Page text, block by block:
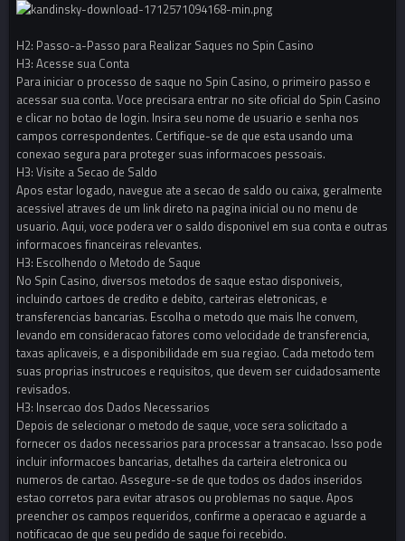
H2: Passo-a-Passo para Realizar Saques no Spin Casino
H3: Acesse sua Conta
Para iniciar o processo de saque no Spin Casino, o primeiro passo e
acessar sua conta. Voce precisara entrar no site oficial do Spin Casino
e clicar no botao de login. Insira seu nome de usuario e senha nos
campos correspondentes. Certifique-se de que esta usando uma
conexao segura para proteger suas informacoes pessoais.
H3: Visite a Secao de Saldo
Apos estar logado, navegue ate a secao de saldo ou caixa, geralmente
acessivel atraves de um link direto na pagina inicial ou no menu de
usuario. Aqui, voce podera ver o saldo disponivel em sua conta e outras
informacoes financeiras relevantes.
H3: Escolhendo o Metodo de Saque
No Spin Casino, diversos metodos de saque estao disponiveis,
incluindo cartoes de credito e debito, carteiras eletronicas, e
transferencias bancarias. Escolha o metodo que mais lhe convem,
levando em consideracao fatores como velocidade de transferencia,
taxas aplicaveis, e a disponibilidade em sua regiao. Cada metodo tem
suas proprias instrucoes e requisitos, que devem ser cuidadosamente
revisados.
H3: Insercao dos Dados Necessarios
Depois de selecionar o metodo de saque, voce sera solicitado a
fornecer os dados necessarios para processar a transacao. Isso pode
incluir informacoes bancarias, detalhes da carteira eletronica ou
numeros de cartao. Assegure-se de que todos os dados inseridos
estao corretos para evitar atrasos ou problemas no saque. Apos
preencher os campos requeridos, confirme a operacao e aguarde a
notificacao de que seu pedido de saque foi recebido.